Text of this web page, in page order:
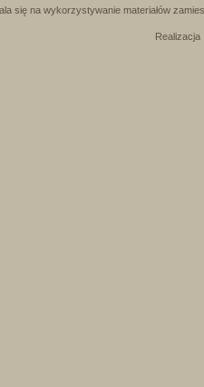
się na wykorzystywanie materiałów
Realizacja